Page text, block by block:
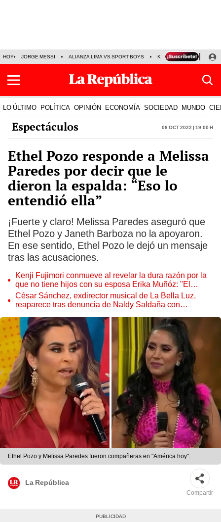
HOY JORGE MESSI ALIANZA LIMA VS SPORT BOYS KENJI FUJIMORI
LO ÚLTIMO POLÍTICA OPINIÓN ECONOMÍA SOCIEDAD MUNDO
Espectáculos 06 Oct 2022 | 19:00 h
Ethel Pozo responde a Melissa
Paredes por decir que le
dieron la espalda: “Eso lo
entendió ella”
¡Fuerte y claro! Melissa Paredes aseguró que
Ethel Pozo y Janeth Barboza no la apoyaron.
En ese sentido, Ethel Pozo le dejó un mensaje
tras las acusaciones.
Kenji Fujimori conmueve al revelar la dura razón por la
que no tiene hijos con su esposa Erika Muñóz: "El
proceso judicial"
César Sánchez, exdirector musical de La Bella Luz,
reaparece tras denuncia de Naldy Saldaña con
Ethel Pozo y Melissa Paredes fueron compañeras en "América hoy".
La República
Compartir